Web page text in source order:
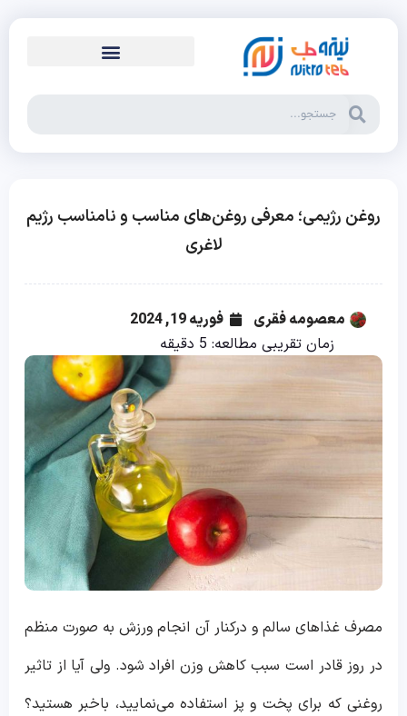
روغن رژیمی؛ معرفی روغن‌های مناسب و نامناسب رژیم
لاغری
معصومه فقری
فوریه 19, 2024
زمان تقریبی مطالعه: 5 دقیقه
مصرف غذاهای سالم و درکنار آن انجام ورزش به صورت منظم
در روز قادر است سبب کاهش وزن افراد شود. ولی آیا از تاثیر
روغنی که برای پخت و پز استفاده می‌نمایید، باخبر هستید؟